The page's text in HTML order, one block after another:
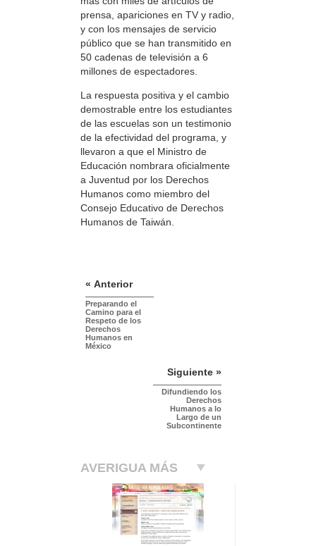
prensa, apariciones en TV y radio,
y con los mensajes de servicio
público que se han transmitido en
50 cadenas de televisión a 6
millones de espectadores.
La respuesta positiva y el cambio
demostrable entre los estudiantes
de las escuelas son un testimonio
de la efectividad del programa, y
llevaron a que el Ministro de
Educación nombrara oficialmente
a Juventud por los Derechos
Humanos como miembro del
Consejo Educativo de Derechos
Humanos de Taiwán.
« Anterior
Preparando el
Camino para el
Respeto de los
Derechos
Humanos en
México
Siguiente »
Difundiendo los
Derechos
Humanos a lo
Largo de un
Subcontinente
AVERIGUA MÁS